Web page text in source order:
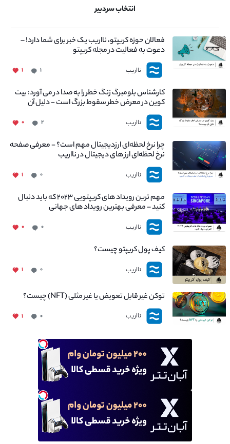
انتخاب سردبیر
فعالان حوزه کریپتو، نااریب یک خبر برای شما دارد! –
دعوت به فعالیت در مجله کریپتو
نااریب ۱ ۱
کارشناس بلومبرگ زنگ خطر را به صدا در می آورد: بیت
کوین در معرض خطر سقوط بزرگ است - دلیل آن
چیست؟
نااریب ۲ ۰
چرا نرخ لحظه‌ای ارزدیجیتال مهم است؟ - معرفی صفحه
نرخ لحظه‌ای ارز های دیجیتال در نااریب
نااریب ۰ ۱
مهم ترین رویداد های کریپتویی ۲۰۲۳ که باید دنبال
کنید – معرفی بهترین رویداد های جهانی
نااریب ۰ ۰
کیف پول کریپتو چیست؟
نااریب ۰ ۱
توکن غیر قابل تعویض یا غیر مثلی (NFT) چیست؟
نااریب ۰ ۱